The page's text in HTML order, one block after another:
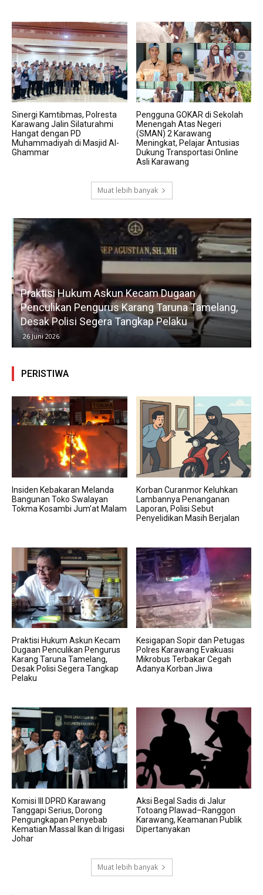
Sinergi Kamtibmas, Polresta
Karawang Jalin Silaturahmi
Hangat dengan PD
Muhammadiyah di Masjid Al-
Ghammar
Pengguna GOKAR di Sekolah
Menengah Atas Negeri
(SMAN) 2 Karawang
Meningkat, Pelajar Antusias
Dukung Transportasi Online
Asli Karawang
Muat lebih banyak
Praktisi Hukum Askun Kecam Dugaan
Penculikan Pengurus Karang Taruna Tamelang,
Desak Polisi Segera Tangkap Pelaku
26 Juni 2026
PERISTIWA
Insiden Kebakaran Melanda
Bangunan Toko Swalayan
Tokma Kosambi Jum’at Malam
Korban Curanmor Keluhkan
Lambannya Penanganan
Laporan, Polisi Sebut
Penyelidikan Masih Berjalan
Praktisi Hukum Askun Kecam
Dugaan Penculikan Pengurus
Karang Taruna Tamelang,
Desak Polisi Segera Tangkap
Pelaku
Kesigapan Sopir dan Petugas
Polres Karawang Evakuasi
Mikrobus Terbakar Cegah
Adanya Korban Jiwa
Komisi III DPRD Karawang
Tanggapi Serius, Dorong
Pengungkapan Penyebab
Kematian Massal Ikan di Irigasi
Johar
Aksi Begal Sadis di Jalur
Totoang Plawad–Ranggon
Karawang, Keamanan Publik
Dipertanyakan
Muat lebih banyak